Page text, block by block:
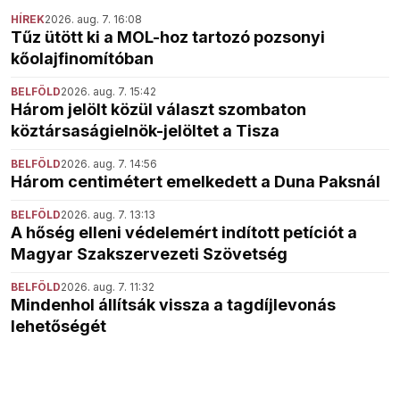
HÍREK2026. aug. 7. 16:08
Tűz ütött ki a MOL-hoz tartozó pozsonyi
kőolajfinomítóban
BELFÖLD2026. aug. 7. 15:42
Három jelölt közül választ szombaton
köztársaságielnök-jelöltet a Tisza
BELFÖLD2026. aug. 7. 14:56
Három centimétert emelkedett a Duna Paksnál
BELFÖLD2026. aug. 7. 13:13
A hőség elleni védelemért indított petíciót a
Magyar Szakszervezeti Szövetség
BELFÖLD2026. aug. 7. 11:32
Mindenhol állítsák vissza a tagdíjlevonás
lehetőségét